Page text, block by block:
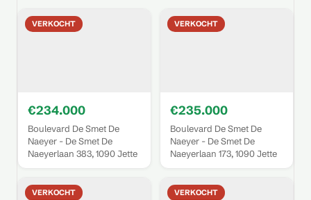
VERKOCHT
€234.000
Boulevard De Smet De
Naeyer - De Smet De
Naeyerlaan 383, 1090 Jette
VERKOCHT
€235.000
Boulevard De Smet De
Naeyer - De Smet De
Naeyerlaan 173, 1090 Jette
VERKOCHT VERKOCHT